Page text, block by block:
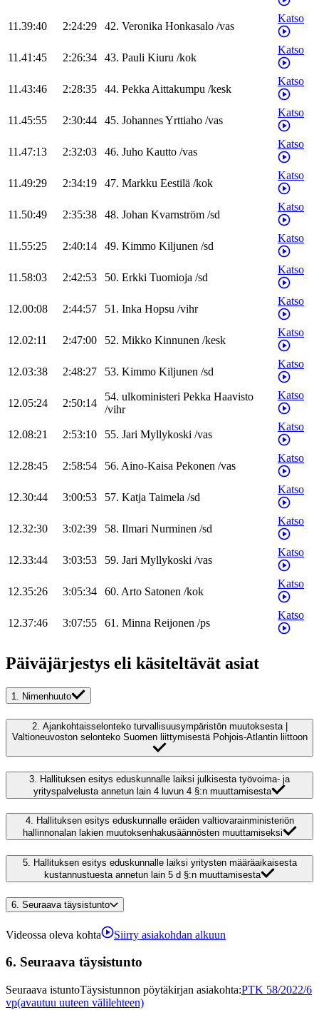
11.39:40 2:24:29 42. Veronika Honkasalo /vas
Katso
11.41:45 2:26:34 43. Pauli Kiuru /kok
Katso
11.43:46 2:28:35 44. PekkaAittakumpu /kesk
Katso
11.45:55 2:30:44 45. JohannesYrttiaho /vas
Katso
11.47:13 2:32:03 46. Juho Kautto /vas
Katso
11.49:29 2:34:19 47. Markku Eestilä /kok
Katso
11.50:49 2:35:38 48. Johan Kvarnström /sd
Katso
11.55:25 2:40:14 49. Kimmo Kiljunen /sd
Katso
11.58:03 2:42:53 50. Erkki Tuomioja /sd
Katso
12.00:08 2:44:57 51. Inka Hopsu /vihr
Katso
12.02:11 2:47:00 52. Mikko Kinnunen /kesk
Katso
12.03:38 2:48:27 53. Kimmo Kiljunen /sd
Katso
12.05:24 2:50:14
54. ulkoministeri Pekka Haavisto
/vihr
Katso
12.08:21 2:53:10 55. Jari Myllykoski /vas
Katso
12.28:45 2:58:54 56. Aino-Kaisa Pekonen /vas
Katso
12.30:44 3:00:53 57. Katja Taimela /sd
Katso
12.32:30 3:02:39 58. Ilmari Nurminen /sd
Katso
12.33:44 3:03:53 59. Jari Myllykoski /vas
Katso
12.35:26 3:05:34 60. Arto Satonen /kok
Katso
12.37:46 3:07:55 61. Minna Reijonen /ps
Katso
Päiväjärjestys eli käsiteltävät asiat
1. Nimenhuuto
2. Ajankohtaisselonteko turvallisuusympäristön muutoksesta |
Valtioneuvoston selonteko Suomen liittymisestä Pohjois-Atlantin liittoon
3. Hallituksen esitys eduskunnalle laiksi julkisesta työvoima- ja
yrityspalvelusta annetun lain 4 luvun 4 §:n muuttamisesta
4. Hallituksen esitys eduskunnalle eräiden valtiovarainministeriön
hallinnonalan lakien muutoksenhakusäännösten muuttamiseksi
5. Hallituksen esitys eduskunnalle laiksi yritysten määräaikaisesta
kustannustuesta annetun lain 5 d §:n muuttamisesta
6. Seuraava täysistunto
Videossa oleva kohta Siirry asiakohdan alkuun
6. Seuraava täysistunto
Seuraava istuntoTäysistunnon pöytäkirjan asiakohta:PTK 58/2022/6
vp(avautuu uuteen välilehteen)